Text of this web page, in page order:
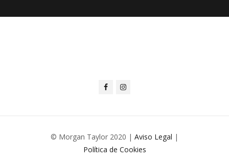
© Morgan Taylor 2020 | Aviso Legal |
Política de Cookies